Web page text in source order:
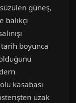
güneş,
boyunca
kasabası
uzak